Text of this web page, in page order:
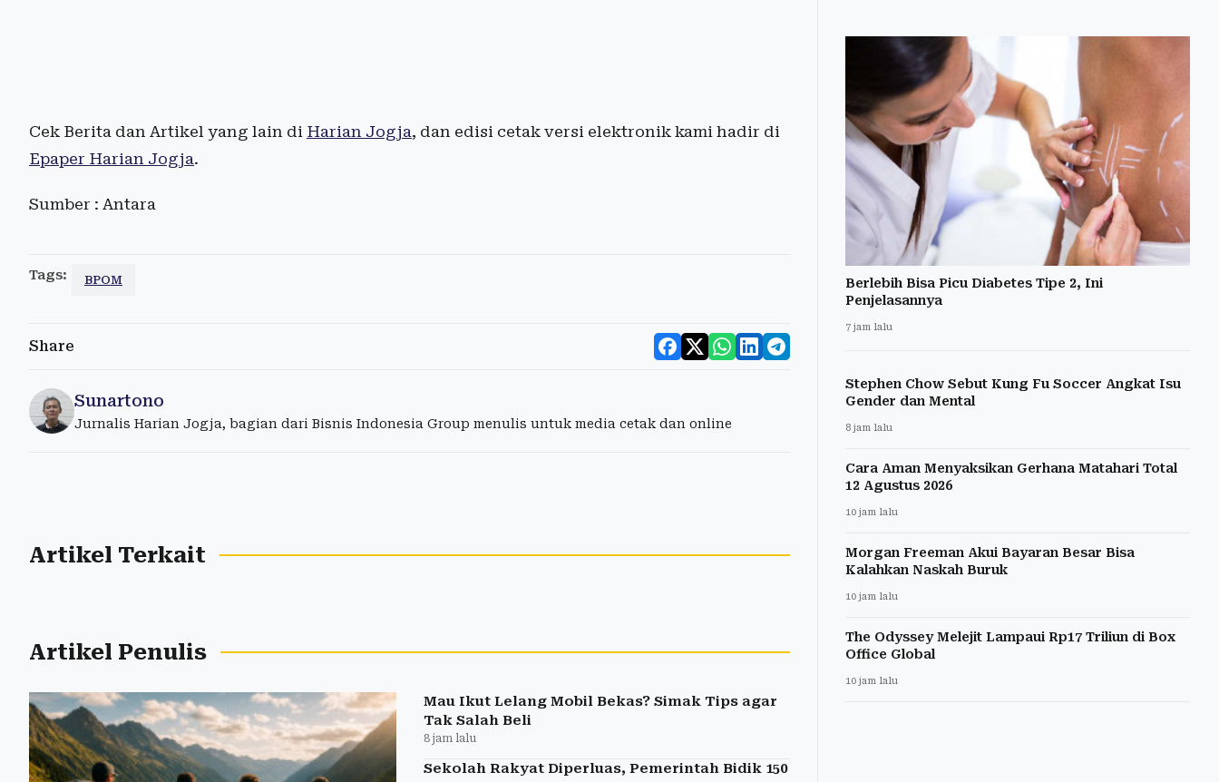
Cek Berita dan Artikel yang lain di Harian Jogja, dan edisi cetak versi elektronik kami hadir di
Epaper Harian Jogja.
Sumber : Antara
Tags: BPOM
Share
Sunartono
Jurnalis Harian Jogja, bagian dari Bisnis Indonesia Group menulis untuk media cetak dan online
Artikel Terkait
Artikel Penulis
Mau Ikut Lelang Mobil Bekas? Simak Tips agar
Tak Salah Beli
8 jam lalu
Sekolah Rakyat Diperluas, Pemerintah Bidik 150
Berlebih Bisa Picu Diabetes Tipe 2, Ini
Penjelasannya
7 jam lalu
Stephen Chow Sebut Kung Fu Soccer Angkat Isu
Gender dan Mental
8 jam lalu
Cara Aman Menyaksikan Gerhana Matahari Total
12 Agustus 2026
10 jam lalu
Morgan Freeman Akui Bayaran Besar Bisa
Kalahkan Naskah Buruk
10 jam lalu
The Odyssey Melejit Lampaui Rp17 Triliun di Box
Office Global
10 jam lalu